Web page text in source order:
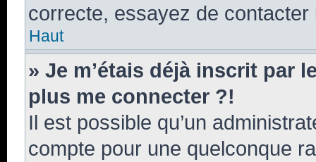
correcte, essayez de contacter
Haut
» Je m’étais déjà inscrit par
plus me connecter ?!
Il est possible qu’un
compte pour une quelconque